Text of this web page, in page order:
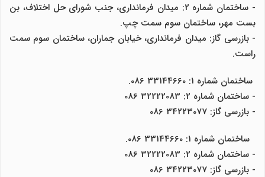
- ساختمان شماره 2: میدان فرمانداری، جنب شورای حل اختلاف، بن
بست مهر، ساختمان سوم سمت چپ.
- بازرسی گاز: میدان فرمانداری، خیابان جماران، ساختمان سوم سمت
راست.
ساختمان شماره 1: 33144660 086.
- ساختمان شماره 2: 32222083 086
- بازرسی گاز: 34223077 086
ساختمان شماره 1: 33144660 086.
- ساختمان شماره 2: 32222083 086
- بازرسی گاز: 34223077 086